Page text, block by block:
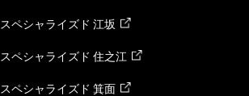
スペシャライズド 江坂
スペシャライズド 住之江
スペシャライズド 箕面